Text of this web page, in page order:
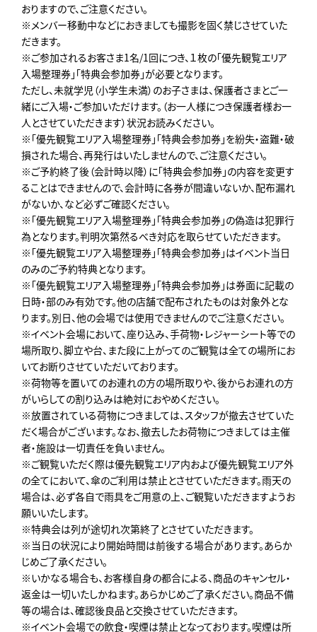
おりますので、ご注意ください。
※メンバー移動中などにおきましても撮影を固く禁じさせていた
だきます。
※ご参加されるお客さま1名/1回につき、１枚の「優先観覧エリア
入場整理券」「特典会参加券」が必要となります。
ただし、未就学児（小学生未満）のお子さまは、保護者さまとご一
緒にご入場・ご参加いただけます。（お一人様につき保護者様お一
人とさせていただきます）状況お読みください。
※「優先観覧エリア入場整理券」「特典会参加券」を紛失・盗難・破
損された場合、再発行はいたしませんので、ご注意ください。
※ご予約終了後（会計時以降）に「特典会参加券」の内容を変更す
ることはできませんので、会計時に各券が間違いないか、配布漏れ
がないか、など必ずご確認ください。
※「優先観覧エリア入場整理券」「特典会参加券」の偽造は犯罪行
為となります。判明次第然るべき対応を取らせていただきます。
※「優先観覧エリア入場整理券」「特典会参加券」はイベント当日
のみのご予約特典となります。
※「優先観覧エリア入場整理券」「特典会参加券」は券面に記載の
日時・部のみ有効です。他の店舗で配布されたものは対象外とな
ります。別日、他の会場では使用できませんのでご注意ください。
※イベント会場において、座り込み、手荷物・レジャーシート等での
場所取り、脚立や台、また段に上がってのご観覧は全ての場所にお
いてお断りさせていただいております。
※荷物等を置いてのお連れの方の場所取りや、後からお連れの方
がいらしての割り込みは絶対におやめください。
※放置されている荷物につきましては、スタッフが撤去させていた
だく場合がございます。なお、撤去したお荷物につきましては主催
者・施設は一切責任を負いません。
※ご観覧いただく際は優先観覧エリア内および優先観覧エリア外
の全てにおいて、傘のご利用は禁止とさせていただきます。雨天の
場合は、必ず各自で雨具をご用意の上、ご観覧いただきますようお
願いいたします。
※特典会は列が途切れ次第終了とさせていただきます。
※当日の状況により開始時間は前後する場合があります。あらか
じめご了承ください。
※いかなる場合も、お客様自身の都合による、商品のキャンセル・
返金は一切いたしかねます。あらかじめご了承ください。商品不備
等の場合は、確認後良品と交換させていただきます。
※イベント会場での飲食・喫煙は禁止となっております。喫煙は所